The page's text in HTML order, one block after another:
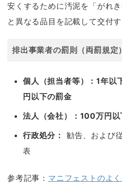
安くするために汚泥を「がれ
と異なる品目を記載して交付す
排出事業者の罰則（両罰規定）
個人（担当者等）：1年以
円以下の罰金
法人（会社）：100万円以
行政処分：
勧告、および
表
参考記事： マニフェストのよ